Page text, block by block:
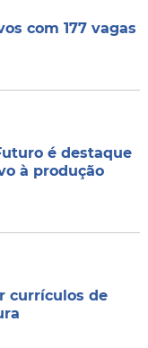
com 177 vagas
é destaque
à produção
currículos de